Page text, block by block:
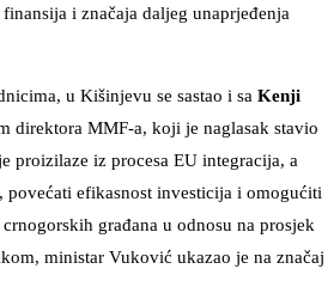
i značaja daljeg unaprjeđenja
u Kišinjevu se sastao i sa Kenji
direktora MMF-a, koji je naglasak stavio
proizilaze iz procesa EU integracija, a
povećati efikasnost investicija i omogućiti
građana u odnosu na prosjek
ministar Vuković ukazao je na značaj